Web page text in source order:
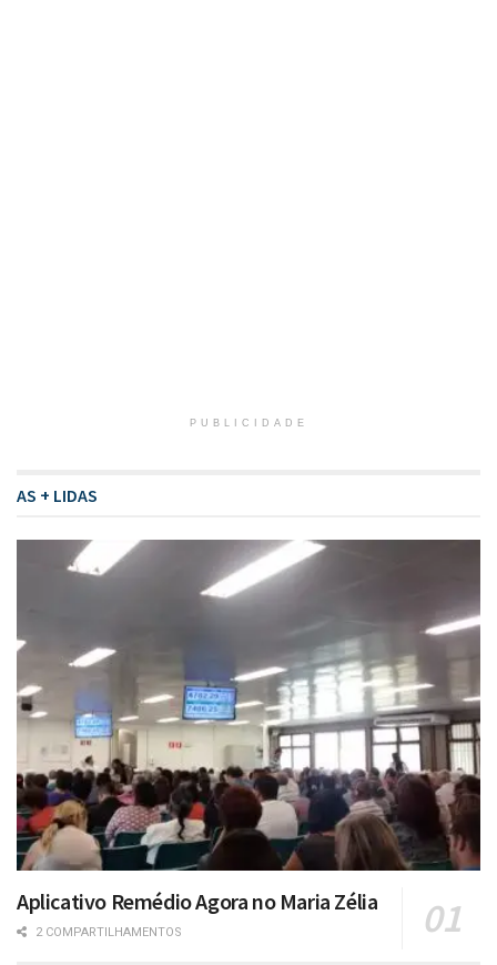
PUBLICIDADE
AS + LIDAS
Aplicativo Remédio Agora no Maria Zélia
2 COMPARTILHAMENTOS